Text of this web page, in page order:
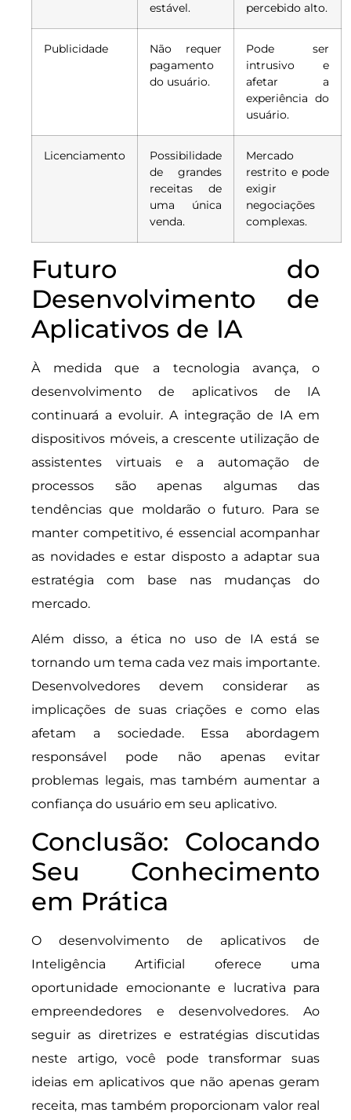
estável.
percebido alto.
Publicidade
Não requer
pagamento
do usuário.
Pode ser
intrusivo e
afetar a
experiência do
usuário.
Licenciamento
Possibilidade
de grandes
receitas de
uma única
venda.
Mercado
restrito e pode
exigir
negociações
complexas.
Futuro do
Desenvolvimento de
Aplicativos de IA
À medida que a tecnologia avança, o
desenvolvimento de aplicativos de IA
continuará a evoluir. A integração de IA em
dispositivos móveis, a crescente utilização de
assistentes virtuais e a automação de
processos são apenas algumas das
tendências que moldarão o futuro. Para se
manter competitivo, é essencial acompanhar
as novidades e estar disposto a adaptar sua
estratégia com base nas mudanças do
mercado.
Além disso, a ética no uso de IA está se
tornando um tema cada vez mais importante.
Desenvolvedores devem considerar as
implicações de suas criações e como elas
afetam a sociedade. Essa abordagem
responsável pode não apenas evitar
problemas legais, mas também aumentar a
confiança do usuário em seu aplicativo.
Conclusão: Colocando
Seu Conhecimento
em Prática
O desenvolvimento de aplicativos de
Inteligência Artificial oferece uma
oportunidade emocionante e lucrativa para
empreendedores e desenvolvedores. Ao
seguir as diretrizes e estratégias discutidas
neste artigo, você pode transformar suas
ideias em aplicativos que não apenas geram
receita, mas também proporcionam valor real